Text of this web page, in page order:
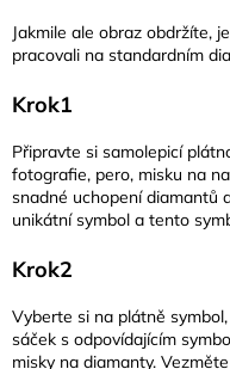
Jakmile ale obraz obdržíte,
pracovali na standardním
Krok1
Připravte si samolepicí
fotografie, pero, misku na
snadné uchopení diamantů
unikátní symbol a tento
Krok2
Vyberte si na plátně
sáček s odpovídajícím
misky na diamanty.